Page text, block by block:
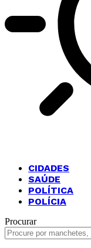
CIDADES
SAÚDE
POLÍTICA
POLÍCIA
Procurar